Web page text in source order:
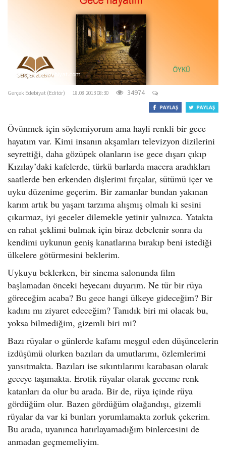
gercekedebiyat.com
Gerçek Edebiyat (Editör) 18.08.2013 08:30 34974
Övünmek için söylemiyorum ama hayli renkli bir gece
hayatım var. Kimi insanın akşamları televizyon dizilerini
seyrettiği, daha gözüpek olanların ise gece dışarı çıkıp
Kızılay’daki kafelerde, türkü barlarda macera aradıkları
saatlerde ben erkenden dişlerimi fırçalar, sütümü içer ve
uyku düzenime geçerim. Bir zamanlar bundan yakınan
karım artık bu yaşam tarzıma alışmış olmalı ki sesini
çıkarmaz, iyi geceler dilemekle yetinir yalnızca. Yatakta
en rahat şeklimi bulmak için biraz debelenir sonra da
kendimi uykunun geniş kanatlarına bırakıp beni istediği
ülkelere götürmesini beklerim.
Uykuyu beklerken, bir sinema salonunda film
başlamadan önceki heyecanı duyarım. Ne tür bir rüya
göreceğim acaba? Bu gece hangi ülkeye gideceğim? Bir
kadını mı ziyaret edeceğim? Tanıdık biri mi olacak bu,
yoksa bilmediğim, gizemli biri mi?
Bazı rüyalar o günlerde kafamı meşgul eden düşüncelerin
izdüşümü olurken bazıları da umutlarımı, özlemlerimi
yansıtmakta. Bazıları ise sıkıntılarımı karabasan olarak
geceye taşımakta. Erotik rüyalar olarak geceme renk
katanları da olur bu arada. Bir de, rüya içinde rüya
gördüğüm olur. Bazen gördüğüm olağandışı, gizemli
rüyalar da var ki bunları yorumlamakta zorluk çekerim.
Bu arada, uyanınca hatırlayamadığım binlercesini de
anmadan geçmemeliyim.